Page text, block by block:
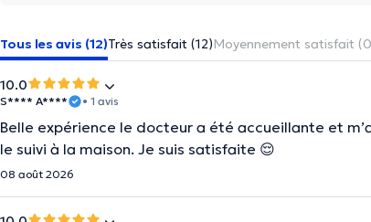
Tous les avis (12)Très satisfait (12)Moyennement satisfait
10.0
S**** A**** • 1 avis
Belle expérience le docteur a été accueillante et
le suivi à la maison. Je suis satisfaite 😌
08 août 2026